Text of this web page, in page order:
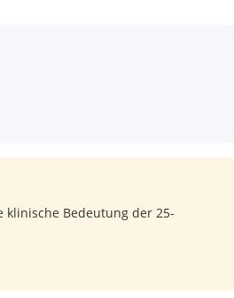
Bedeutung der 25-